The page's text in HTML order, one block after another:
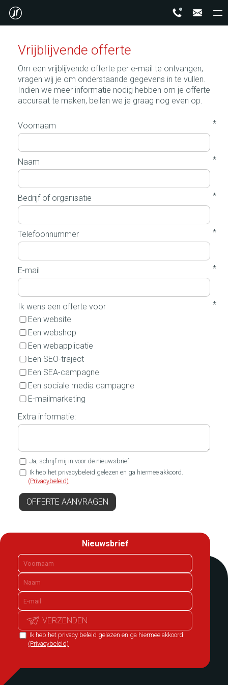
Vrijblijvende offerte
Om een vrijblijvende offerte per e-mail te ontvangen,
vragen wij je om onderstaande gegevens in te vullen.
Indien we meer informatie nodig hebben om je offerte
accuraat te maken, bellen we je graag nog even op.
Voornaam *
Naam *
Bedrijf of organisatie *
Telefoonnummer *
E-mail *
Ik wens een offerte voor
Een website
Een webshop
Een webapplicatie
Een SEO-traject
Een SEA-campagne
Een sociale media campagne
E-mailmarketing
*
Extra informatie:
Ja, schrijf mij in voor de nieuwsbrief
Ik heb het privacybeleid gelezen en ga hiermee akkoord.
(Privacybeleid)
OFFERTE AANVRAGEN
Nieuwsbrief
Ik heb het privacy beleid gelezen en ga hiermee akkoord.
(Privacybeleid)
VERZENDEN